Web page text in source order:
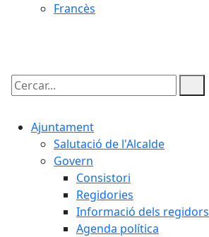
Francès
Cercar:
Ajuntament
Salutació de l'Alcalde
Govern
Consistori
Regidories
Informació dels regidors
Agenda política